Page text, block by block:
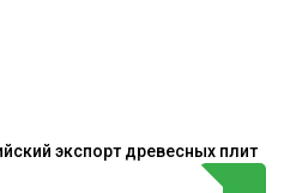
экспорт древесных плит